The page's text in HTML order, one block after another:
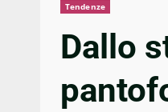
Tendenze
Dallo